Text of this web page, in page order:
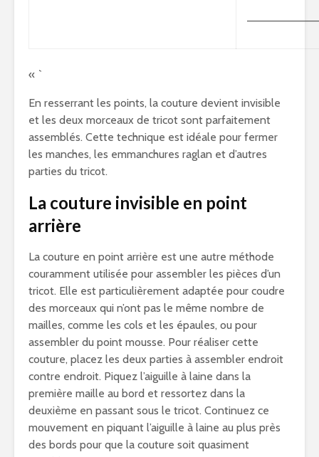
« `
En resserrant les points, la couture devient invisible
et les deux morceaux de tricot sont parfaitement
assemblés. Cette technique est idéale pour fermer
les manches, les emmanchures raglan et d’autres
parties du tricot.
La couture invisible en point
arrière
La couture en point arrière est une autre méthode
couramment utilisée pour assembler les pièces d’un
tricot. Elle est particulièrement adaptée pour coudre
des morceaux qui n’ont pas le même nombre de
mailles, comme les cols et les épaules, ou pour
assembler du point mousse. Pour réaliser cette
couture, placez les deux parties à assembler endroit
contre endroit. Piquez l’aiguille à laine dans la
première maille au bord et ressortez dans la
deuxième en passant sous le tricot. Continuez ce
mouvement en piquant l’aiguille à laine au plus près
des bords pour que la couture soit quasiment